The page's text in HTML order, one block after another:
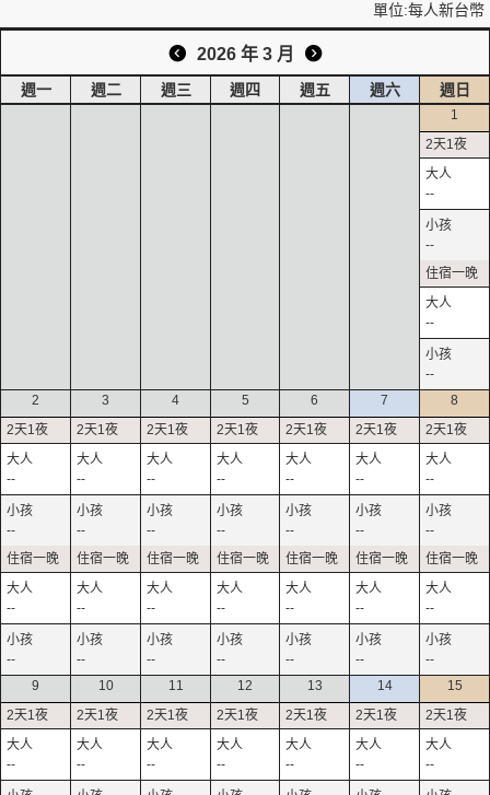
單位:每人新台幣
2026 年 3 月
週一 週二 週三 週四 週五 週六 週日
1
--
--
--
--
2
--
--
--
--
3
--
--
--
--
4
--
--
--
--
5
--
--
--
--
6
--
--
--
--
7
--
--
--
--
8
--
--
--
--
9
--
10
--
11
--
12
--
13
--
14
--
15
--